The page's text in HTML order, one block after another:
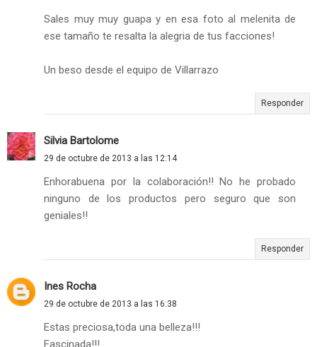
Sales muy muy guapa y en esa foto al melenita de
ese tamaño te resalta la alegria de tus facciones!
Un beso desde el equipo de Villarrazo
Responder
Silvia Bartolome
29 de octubre de 2013 a las 12:14
Enhorabuena por la colaboración!! No he probado
ninguno de los productos pero seguro que son
geniales!!
Responder
Ines Rocha
29 de octubre de 2013 a las 16:38
Estas preciosa,toda una belleza!!!
Fascinada!!!